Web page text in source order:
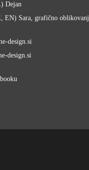
Dejan
EN) Sara, grafično
design.si
design.si